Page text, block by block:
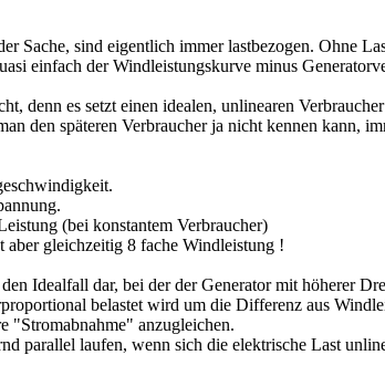
Sache, sind eigentlich immer lastbezogen. Ohne
einfach der Windleistungskurve minus
denn es setzt einen idealen, unlinearen
den späteren Verbraucher ja nicht kennen kann,
(bei konstantem Verbraucher)
gleichzeitig 8 fache Windleistung !
Idealfall dar, bei der der Generator mit höherer
belastet wird um die Differenz aus
"Stromabnahme" anzugleichen.
parallel laufen, wenn sich die elektrische Last